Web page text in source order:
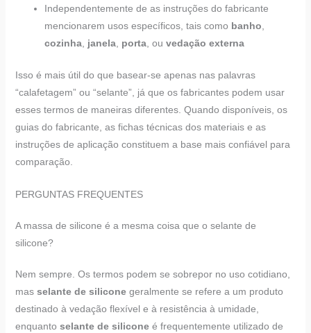
Independentemente de as instruções do fabricante
mencionarem usos específicos, tais como banho
cozinha, janela, porta, ou vedação externa
Isso é mais útil do que basear-se apenas nas palavras
“calafetagem” ou “selante”, já que os fabricantes podem usar
esses termos de maneiras diferentes. Quando disponíveis, os
guias do fabricante, as fichas técnicas dos materiais e as
instruções de aplicação constituem a base mais confiável para
comparação.
PERGUNTAS FREQUENTES
A massa de silicone é a mesma coisa que o selante de
silicone?
Nem sempre. Os termos podem se sobrepor no uso cotidiano,
mas selante de siliconegeralmente se refere a um produto
destinado à vedação flexível e à resistência à umidade,
enquanto selante de siliconeé frequentemente utilizado de